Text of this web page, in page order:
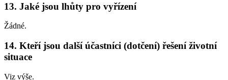
13. Jaké jsou lhůty pro vyřízení
Žádné.
14. Kteří jsou další účastníci (dotčení) řešení životní
situace
Viz výše.